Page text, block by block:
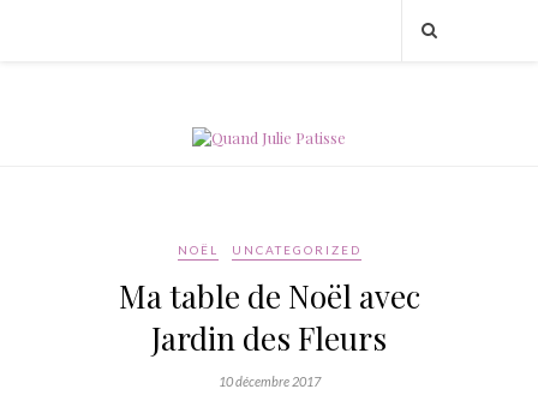
NOËL UNCATEGORIZED
Ma table de Noël avec
Jardin des Fleurs
10 décembre 2017